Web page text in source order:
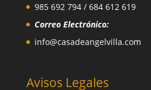
985 692 794 / 684 612 619
Correo Electrónico:
info@casadeangelvilla.com
Avisos Legales